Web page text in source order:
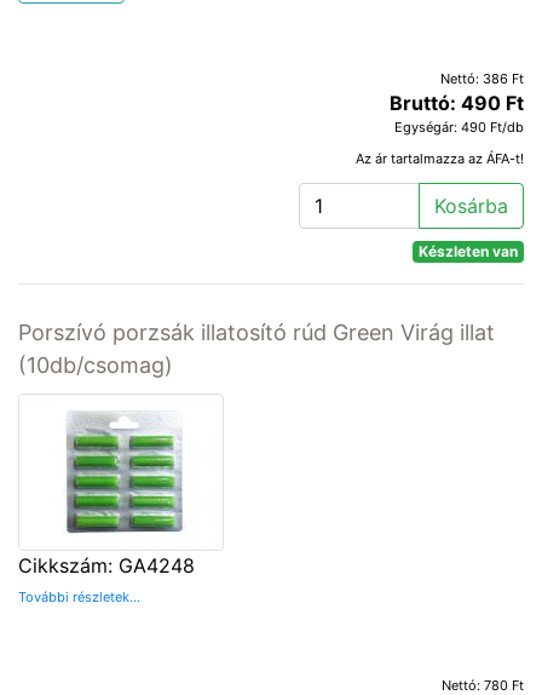
Nettó: 386 Ft
Bruttó: 490 Ft
Egységár: 490 Ft/db
Az ár tartalmazza az ÁFA-t!
Kosárba
Készleten van
Porszívó porzsák illatosító rúd Green Virág illat
(10db/csomag)
Cikkszám: GA4248
További részletek...
Nettó: 780 Ft